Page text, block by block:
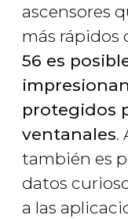
ascensores
más rápidos
56 es
protegidos
ventanales.
también es
datos
a las